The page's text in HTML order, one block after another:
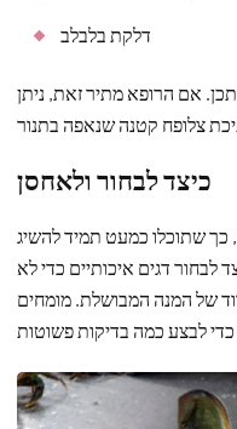
דלקת בלבלב
אם הרופא מתיר זאת, ניתן
כיצד לבחור ולאחסן
כך שתוכלו כמעט תמיד להשיג
לבחור דגים איכותיים כדי לא
של המנה המבושלת. מומחים